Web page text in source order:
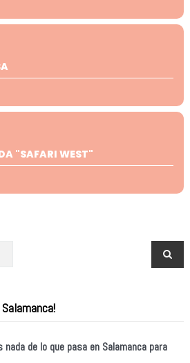
"SAFARI WEST"
nada de lo que pasa en Salamanca para